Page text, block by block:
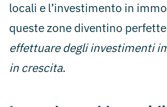
locali e l’investimento in
queste zone diventino
effettuare degli investimenti
in crescita.